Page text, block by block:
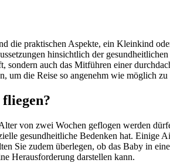
die praktischen Aspekte, ein Kleinkind
hinsichtlich der
sondern auch das Mitführen einer
um die Reise so angenehm wie möglich zu
von zwei Wochen geflogen werden
gesundheitliche Bedenken hat.
Sie zudem überlegen, ob das Baby in
Herausforderung darstellen kann.